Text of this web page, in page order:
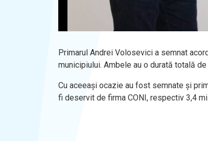
Primarul Andrei Volosevici a semnat
municipiului. Ambele au o durată totală
Cu aceeaşi ocazie au fost semnate şi
fi deservit de firma CONI, respectiv 3,4